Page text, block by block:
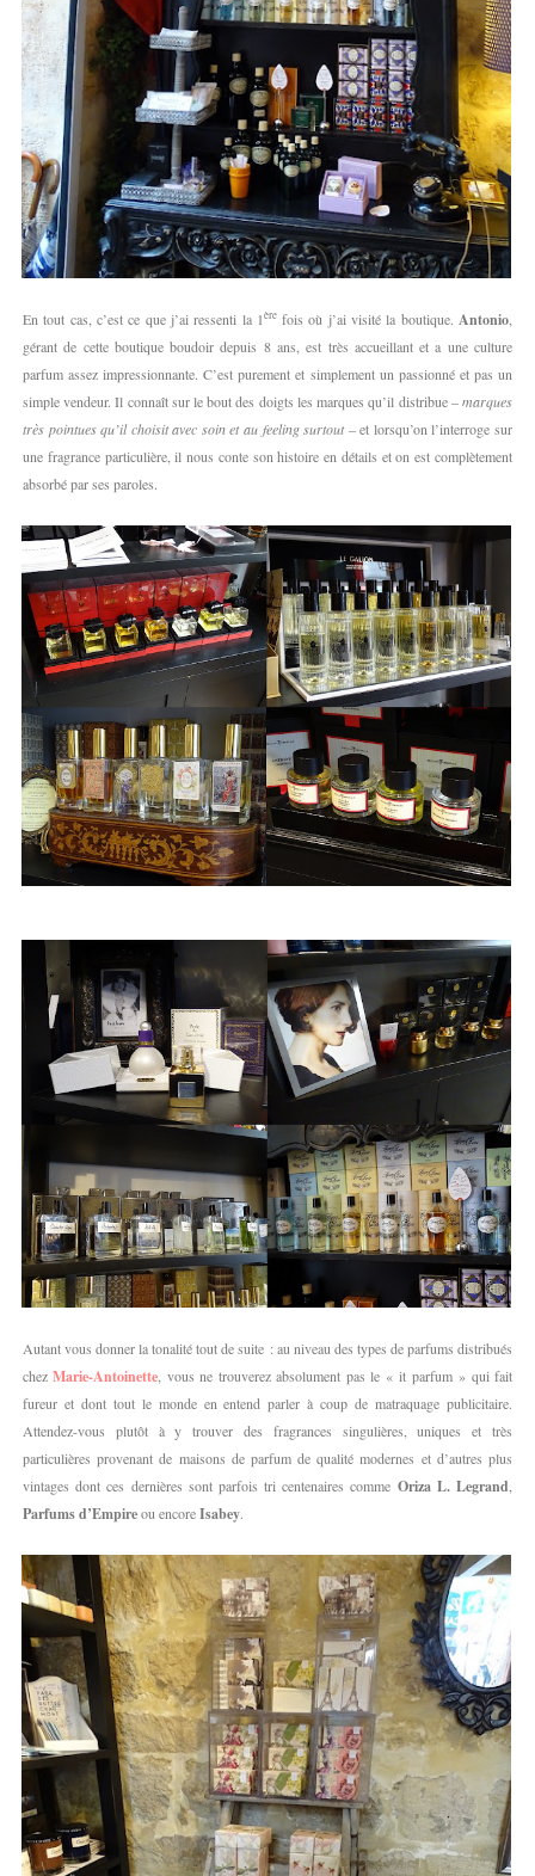
En tout cas, c’est ce que j’ai ressenti la 1èrefois où j’ai visité la boutique. Antonio
gérant de cette boutique boudoir depuis 8 ans, est très accueillant et a une culture
parfum assez impressionnante. C’est purement et simplement un passionné et pas un
simple vendeur. Il connaît sur le bout des doigts les marques qu’il distribue –marques
très pointues qu’il choisit avec soin et au feeling surtout– et lorsqu’on l’interroge sur
une fragrance particulière, il nous conte son histoire en détails et on est complètement
absorbé par ses paroles.
Autant vous donner la tonalité tout de suite : au niveau des types de parfums distribués
chezMarie-Antoinette , vous ne trouverez absolument pas le « it parfum » qui fait
fureur et dont tout le monde en entend parler à coup de matraquage publicitaire.
Attendez-vous plutôt à y trouver des fragrances singulières, uniques et très
particulières provenant de maisons de parfum de qualité modernes et d’autres plus
vintages dont ces dernières sont parfois tri centenaires comme Oriza L. Legrand
Parfums d’Empireou encoreIsabey.